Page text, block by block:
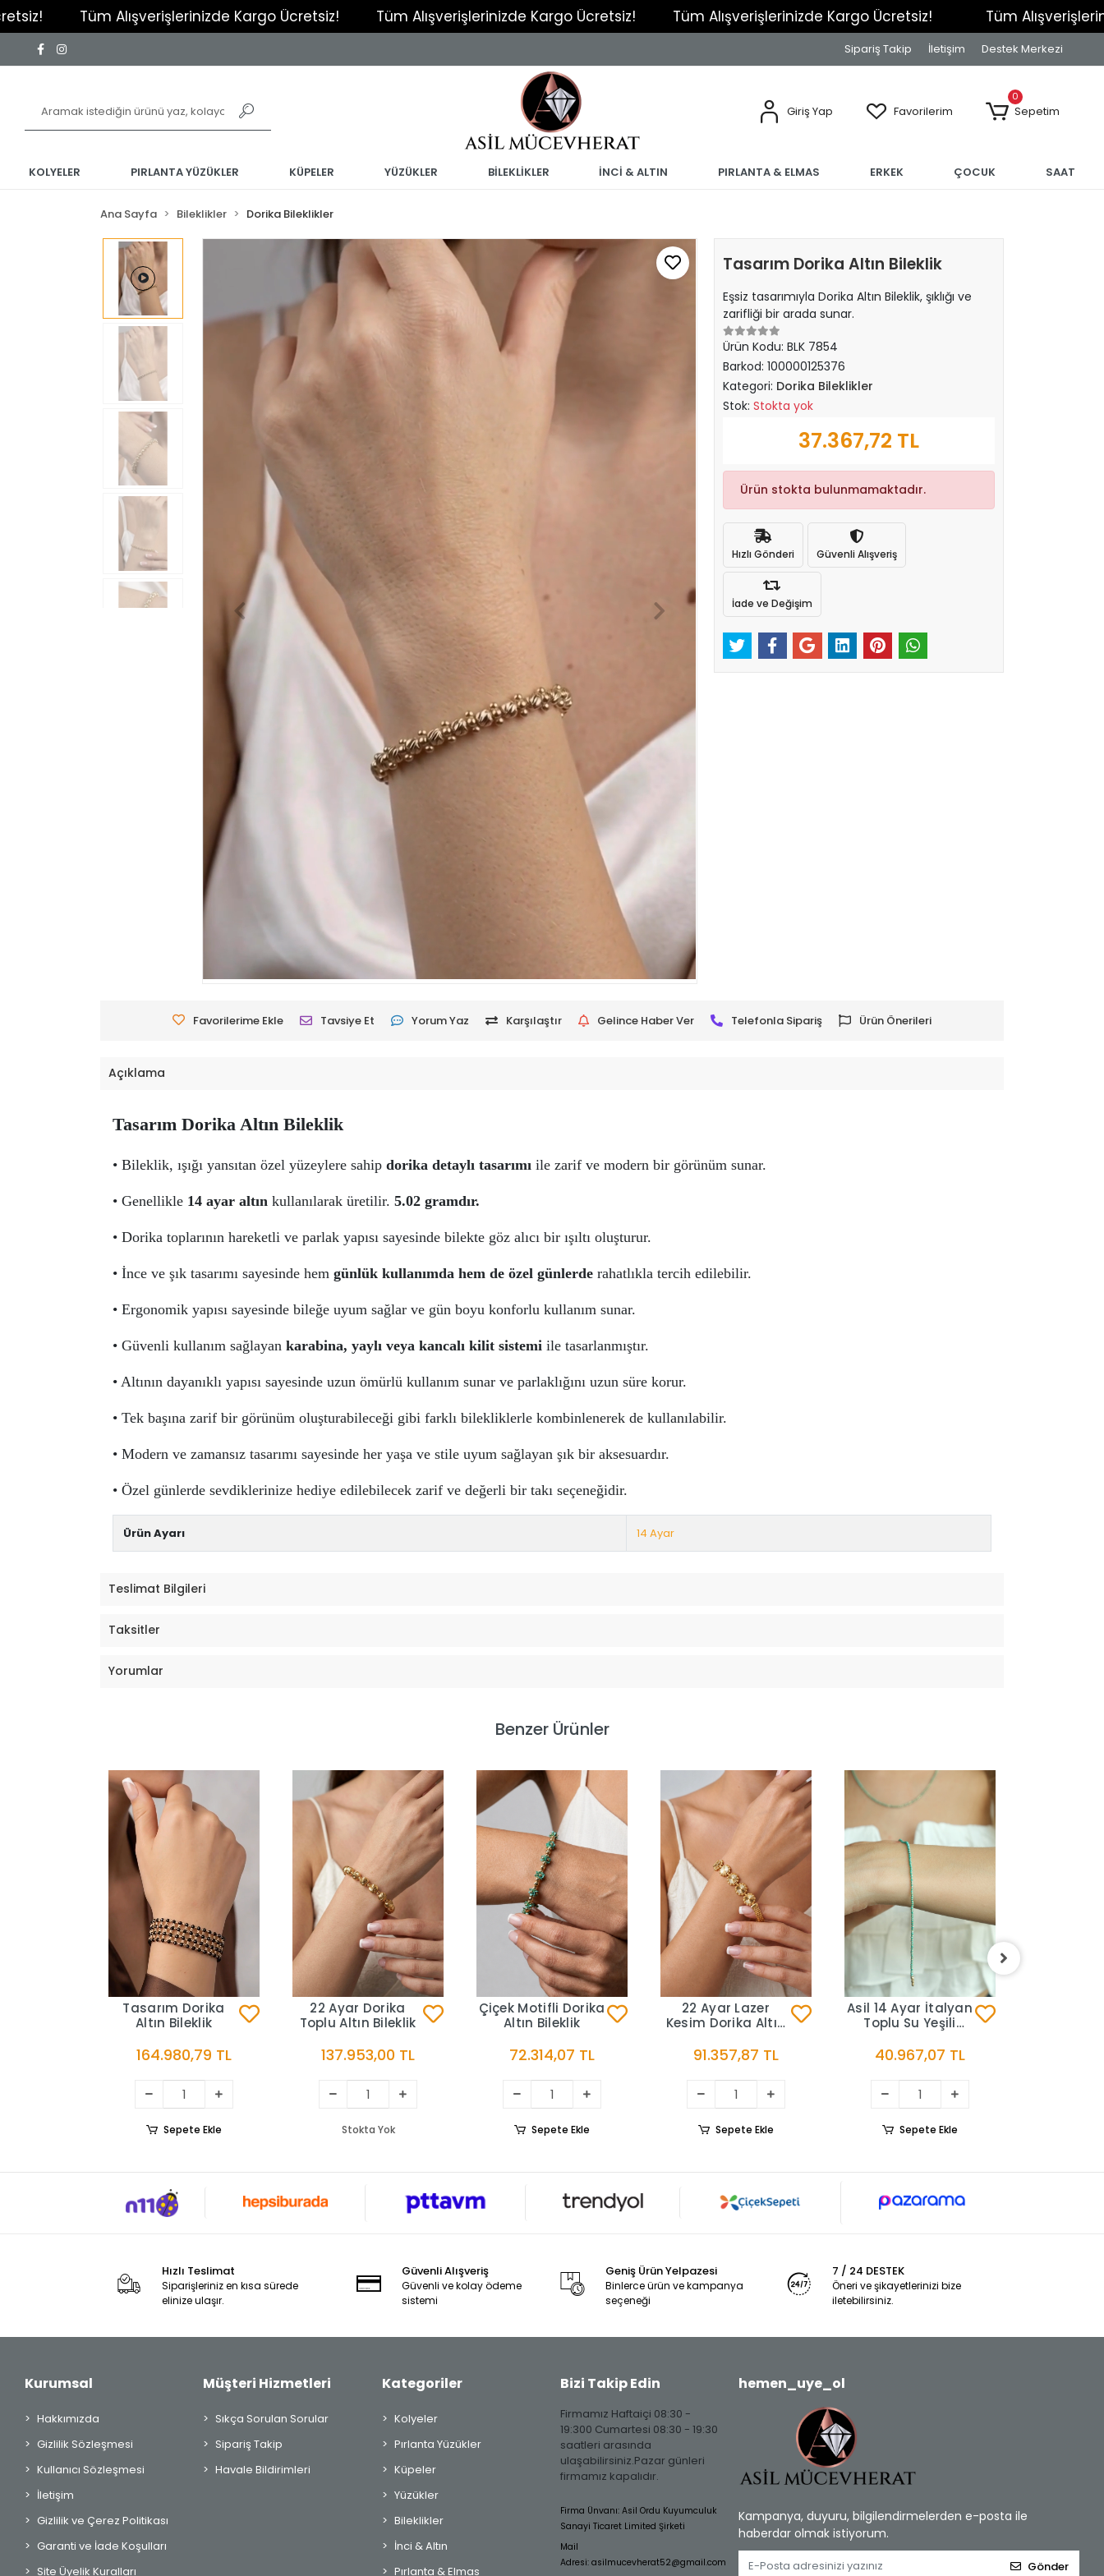
Alışverişlerinizde Kargo Ücretsiz! Tüm Alışverişlerinizde Kargo Ücretsiz! Tüm Alışverişlerinizde Kargo Ücretsiz! Tüm Alışverişlerinizde Kargo
Sipariş Takip İletişim Destek Merkezi
Giriş Yap Favorilerim
0
Sepetim
KOLYELER PIRLANTA YÜZÜKLER KÜPELER YÜZÜKLER BİLEKLİKLER İNCİ & ALTIN PIRLANTA & ELMAS ERKEK ÇOCUK SAAT
Ana Sayfa Bileklikler Dorika Bileklikler
Tasarım Dorika Altın Bileklik
Eşsiz tasarımıyla Dorika Altın Bileklik, şıklığı ve
zarifliği bir arada sunar.
Ürün Kodu: BLK 7854
Barkod: 100000125376
Kategori: Dorika Bileklikler
Stok: Stokta yok
37.367,72 TL
Ürün stokta bulunmamaktadır.
Hızlı Gönderi Güvenli Alışveriş
İade ve Değişim
Favorilerime Ekle Tavsiye Et Yorum Yaz Karşılaştır Gelince Haber Ver Telefonla Sipariş Ürün Önerileri
Açıklama
Tasarım Dorika Altın Bileklik
• Bileklik, ışığı yansıtan özel yüzeylere sahip dorika detaylı tasarımı ile zarif ve modern bir görünüm sunar.
• Genellikle 14 ayar altın kullanılarak üretilir. 5.02 gramdır.
• Dorika toplarının hareketli ve parlak yapısı sayesinde bilekte göz alıcı bir ışıltı oluşturur.
• İnce ve şık tasarımı sayesinde hem günlük kullanımda hem de özel günlerde rahatlıkla tercih edilebilir.
• Ergonomik yapısı sayesinde bileğe uyum sağlar ve gün boyu konforlu kullanım sunar.
• Güvenli kullanım sağlayan karabina, yaylı veya kancalı kilit sistemi ile tasarlanmıştır.
• Altının dayanıklı yapısı sayesinde uzun ömürlü kullanım sunar ve parlaklığını uzun süre korur.
• Tek başına zarif bir görünüm oluşturabileceği gibi farklı bilekliklerle kombinlenerek de kullanılabilir.
• Modern ve zamansız tasarımı sayesinde her yaşa ve stile uyum sağlayan şık bir aksesuardır.
• Özel günlerde sevdiklerinize hediye edilebilecek zarif ve değerli bir takı seçeneğidir.
Ürün Ayarı 14 Ayar
Teslimat Bilgileri
Taksitler
Yorumlar
Benzer Ürünler
Tasarım Dorika
Altın Bileklik
164.980,79 TL
Sepete Ekle
22 Ayar Dorika
Toplu Altın Bileklik
137.953,00 TL
Stokta Yok
Çiçek Motifli Dorika
Altın Bileklik
72.314,07 TL
Sepete Ekle
22 Ayar Lazer
Kesim Dorika Altın
Bileklik
91.357,87 TL
Sepete Ekle
Asil 14 Ayar İtalyan
Toplu Su Yeşili
Mineli Altın Bileklik
BLK3329
40.967,07 TL
Sepete Ekle
Hızlı Teslimat
Siparişleriniz en kısa sürede
elinize ulaşır.
Güvenli Alışveriş
Güvenli ve kolay ödeme
sistemi
Geniş Ürün Yelpazesi
Binlerce ürün ve kampanya
seçeneği
7 / 24 DESTEK
Öneri ve şikayetlerinizi bize
iletebilirsiniz.
Kurumsal
Hakkımızda
Gizlilik Sözleşmesi
Kullanıcı Sözleşmesi
İletişim
Gizlilik ve Çerez Politikası
Garanti ve İade Koşulları
Site Üyelik Kuralları
Müşteri Hizmetleri
Sıkça Sorulan Sorular
Sipariş Takip
Havale Bildirimleri
Kategoriler
Kolyeler
Pırlanta Yüzükler
Küpeler
Yüzükler
Bileklikler
İnci & Altın
Pırlanta & Elmas
Bizi Takip Edin
Firmamız Haftaiçi 08:30 -
19:300 Cumartesi 08:30 - 19:30
saatleri arasında
ulaşabilirsiniz.Pazar günleri
firmamız kapalıdır.
Firma Ünvanı: Asil Ordu Kuyumculuk
Sanayi Ticaret Limited Şirketi
Mail
Adresi: asilmucevherat52@gmail.com
hemen_uye_ol
Kampanya, duyuru, bilgilendirmelerden e-posta ile
haberdar olmak istiyorum.
Gönder